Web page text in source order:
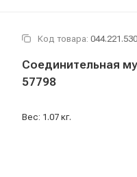
Код товара: 044.221.530
Соединительная
57798
Вес: 1.07 кг.